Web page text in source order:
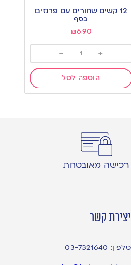
to
wishlist
12 קשים שחורים עם פרנזים
כסף
₪6.90
+
-
הוספה לסל
רכישה מאובטחת
יצירת קשר
טלפון: 03-7321640